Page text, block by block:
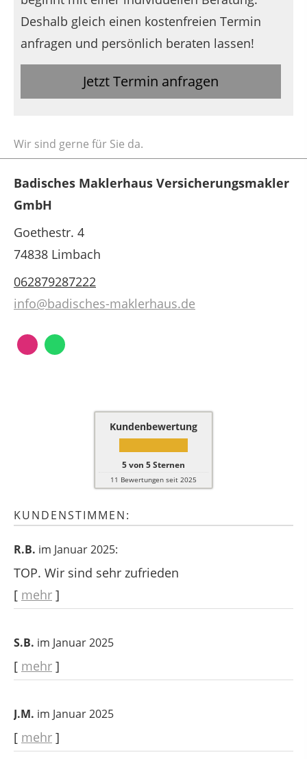
Deshalb gleich einen kostenfreien Termin
anfragen und persönlich beraten lassen!
Jetzt Termin anfragen
Wir sind gerne für Sie da.
Badisches Maklerhaus Versicherungsmakler
GmbH
Goethestr. 4
74838 Limbach
062879287222
info@badisches-maklerhaus.de
Kundenbewertung
5von 5Sternen
11 Bewertungen seit 2025
KUNDENSTIMMEN:
R.B. im Januar 2025:
TOP. Wir sind sehr zufrieden
[ mehr ]
S.B. im Januar 2025
[ mehr ]
J.M. im Januar 2025
[ mehr ]